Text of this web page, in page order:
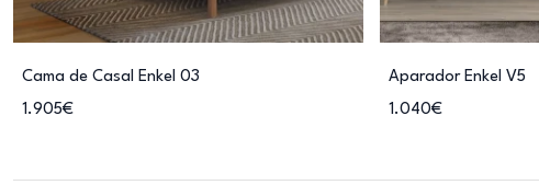
Cama de Casal Enkel 03
1.905€
Aparador Enkel V5
1.040€